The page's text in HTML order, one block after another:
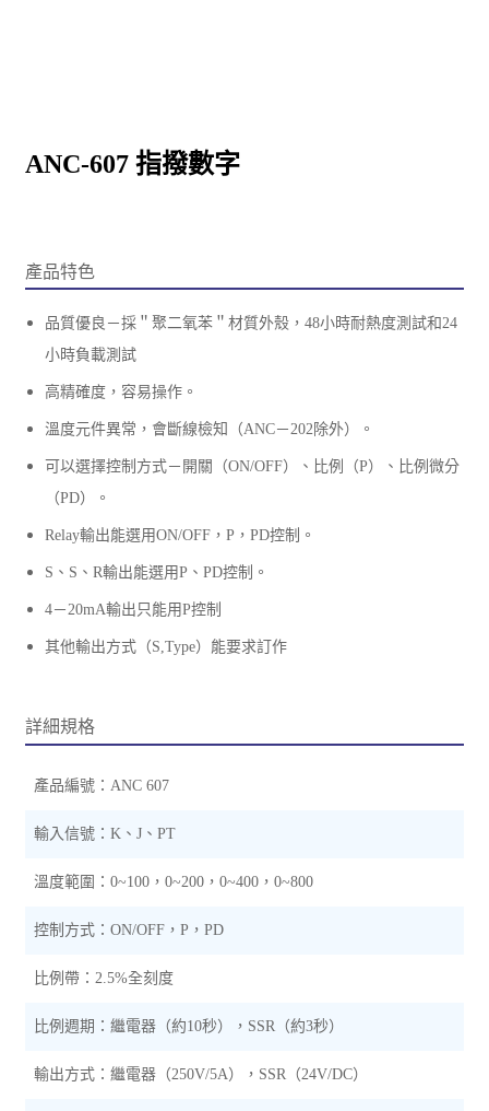
ANC-607 指撥數字
產品特色
品質優良－採＂聚二氧苯＂材質外殼，48小時耐熱度測試和24
小時負載測試
高精確度，容易操作。
溫度元件異常，會斷線檢知（ANC－202除外）。
可以選擇控制方式－開關（ON/OFF） 、 比例（P） 、 比例微分
（PD）。
Relay輸出能選用ON/OFF，P，PD控制。
S、S 、 R輸出能選用P 、 PD控制。
4－20mA輸出只能用P控制
其他輸出方式（S,Type）能要求訂作
詳細規格
產品編號：ANC 607
輸入信號：K 、 J 、 PT
溫度範圍：0~100，0~200，0~400，0~800
控制方式：ON/OFF，P，PD
比例帶：2.5%全刻度
比例週期：繼電器（約10秒），SSR（約3秒）
輸出方式：繼電器（250V/5A），SSR（24V/DC）